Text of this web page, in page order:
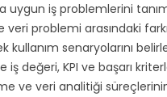
uygun iş problemlerini
veri problemi arasındaki
kullanım senaryolarını
iş değeri, KPI ve başarı
ve veri analitiği